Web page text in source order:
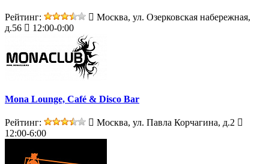
Рейтинг:
Москва, ул. Озерковская набережная,
д.56
12:00-0:00
Mona Lounge, Café & Disco Bar
Рейтинг:
Москва, ул. Павла Корчагина, д.2
12:00-6:00